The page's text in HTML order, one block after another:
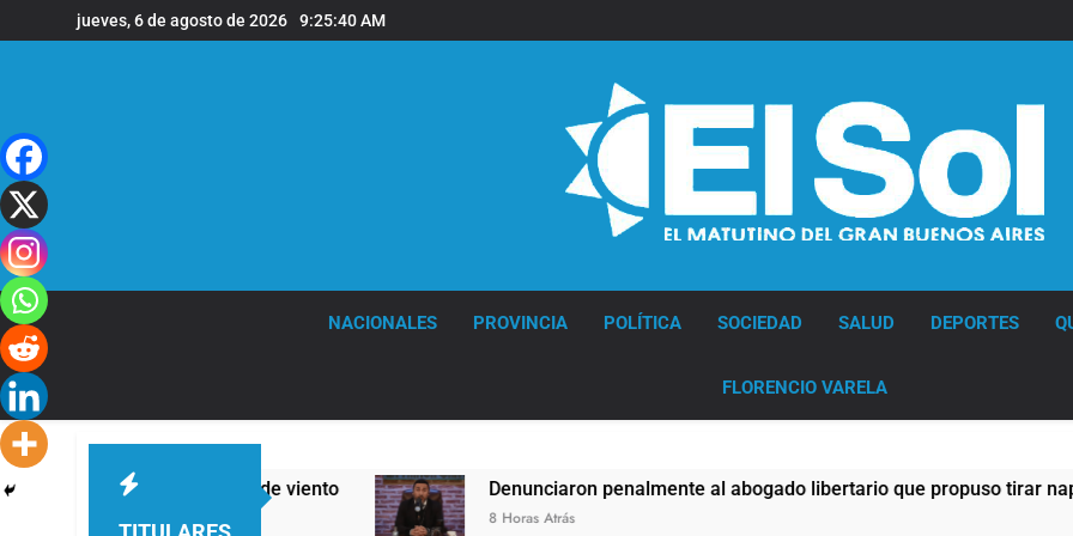
al
jueves, 6 de agosto de 2026 9:25:41 AM
NACIONALES PROVINCIA POLÍTICA SOCIEDAD SALUD DEPORTES
FLORENCIO VARELA
y fuertes ráfagas de viento Denunciaron penalmente al abogado libertario que propuso tirar napalm
8 Horas Atrás